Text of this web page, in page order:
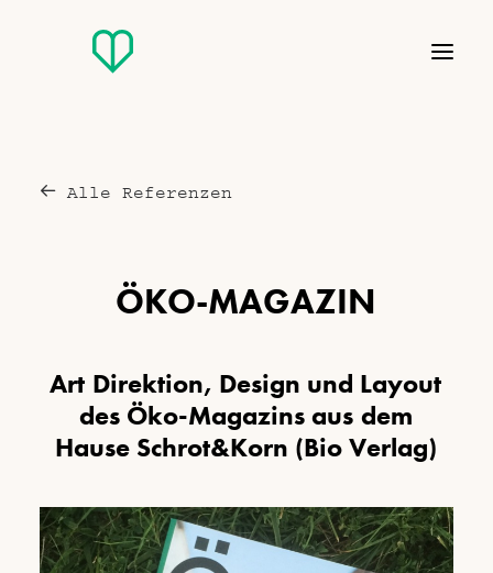
Alle Referenzen
ÖKO-MAGAZIN
Art Direktion, Design und Layout
des Öko-Magazins aus dem
Hause Schrot&Korn (BioVerlag)